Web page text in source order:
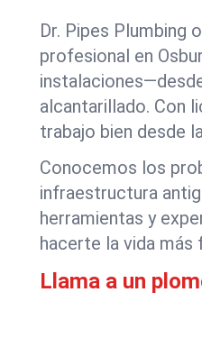
Dr. Pipes Plumbing
profesional en
alcantarillado. Con
trabajo bien desde
Conocemos los
infraestructura
herramientas y
hacerte la vida más
Llama a un